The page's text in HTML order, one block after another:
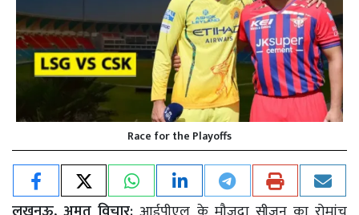
Race for the Playoffs